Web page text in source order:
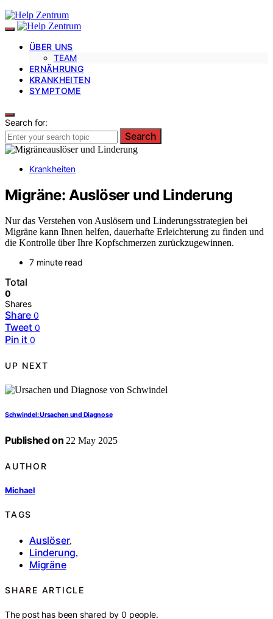
ÜBER UNS
TEAM
ERNÄHRUNG
KRANKHEITEN
SYMPTOME
Search for:
Search
Krankheiten
Migräne: Auslöser und Linderung
Nur das Verstehen von Auslösern und Linderungsstrategien bei
Migräne kann Ihnen helfen, dauerhafte Erleichterung zu finden und
die Kontrolle über Ihre Kopfschmerzen zurückzugewinnen.
7 minute read
Total
0
Shares
Share 0
Tweet 0
Pin it 0
UP NEXT
Schwindel: Ursachen und Diagnose
Published on 22 May 2025
AUTHOR
Michael
TAGS
Auslöser,
Linderung,
Migräne
SHARE ARTICLE
The post has been shared by0 people.